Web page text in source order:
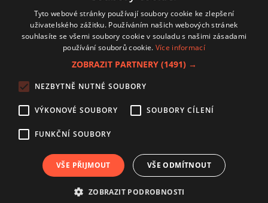
Přihlášením k newsletteru vyjadřujete svůj souhlas spodmínkami
zpracování osobních údajů.
Zásady používání souborů cookies
Autoři
Nastavení cookies
Publikování nebo další šíření obsahu serveru www.investice.cz není možné bez
CZECH
Tyto webové stránky používají soubory cookie ke zlepšení
uživatelského zážitku. Používáním našich webových stránek
souhlasíte se všemi soubory cookie v souladu s našimi zásadami
používání souborů cookie. Více informací
ZOBRAZIT PARTNERY (1491) →
NEZBYTNĚ NUTNÉ SOUBORY
VÝKONOVÉ SOUBORY SOUBORY CÍLENÍ
FUNKČNÍ SOUBORY
VŠE PŘIJMOUT VŠE ODMÍTNOUT
ZOBRAZIT PODROBNOSTI